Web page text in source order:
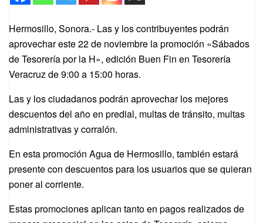
Hermosillo, Sonora.- Las y los contribuyentes podrán
aprovechar este 22 de noviembre la promoción «Sábados
de Tesorería por la H», edición Buen Fin en Tesorería
Veracruz de 9:00 a 15:00 horas.
Las y los ciudadanos podrán aprovechar los mejores
descuentos del año en predial, multas de tránsito, multas
administrativas y corralón.
En esta promoción Agua de Hermosillo, también estará
presente con descuentos para los usuarios que se quieran
poner al corriente.
Estas promociones aplican tanto en pagos realizados de